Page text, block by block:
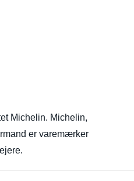
Michelin. Michelin,
er varemærker